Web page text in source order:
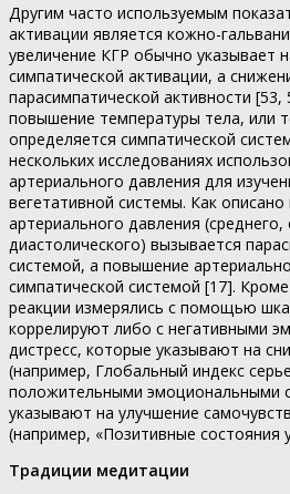
Другим часто используемым
активации является кожно-
увеличение КГР обычно указывает
симпатической активации, а
парасимпатической активности
повышение температуры тела, или
определяется симпатической
нескольких исследованиях
артериального давления для
вегетативной системы. Как
артериального давления (среднего,
диастолического) вызывается
системой, а повышение
симпатической системой [17].
реакции измерялись с помощью
коррелируют либо с негативными
дистресс, которые указывают на
(например, Глобальный индекс
положительными эмоциональными
указывают на улучшение
(например, «Позитивные состояния
Традиции медитации